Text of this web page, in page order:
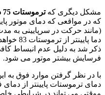
مشکل دیگری کهترموستات 75 درجه
که در مواقعی که دمای موتور
دما
ذکر شد به دلیل عدم انبساط
فرسایش بیشتر موتور می شود.
با در نظر گرفتن موارد فوق به
دمای ترموستات پایینتر از